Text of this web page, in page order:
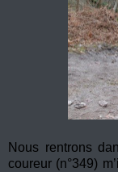
Nous rentrons
coureur (n°349)